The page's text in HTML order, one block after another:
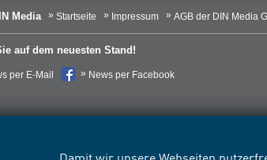
Media Startseite Impressum AGB der DIN Media
auf dem neuesten Stand!
per E-Mail News per Facebook